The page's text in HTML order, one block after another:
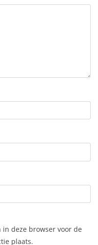
deze browser voor de
plaats.